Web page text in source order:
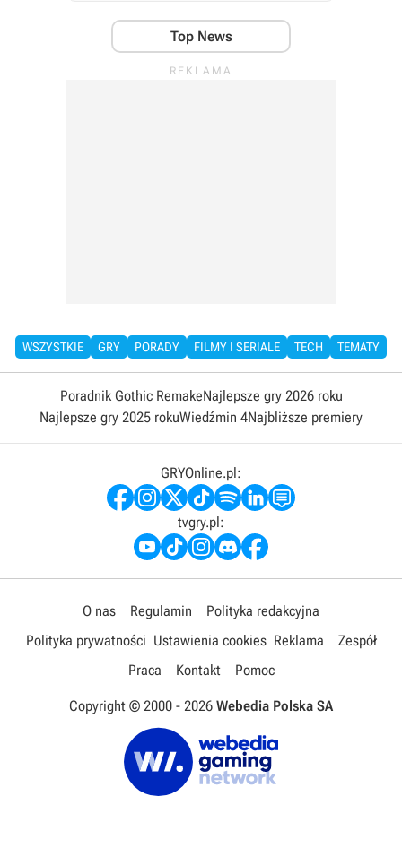
Top News
WSZYSTKIE GRY PORADY FILMY I SERIALE TECH TEMATY
Poradnik Gothic RemakeNajlepsze gry 2026 roku
Najlepsze gry 2025 rokuWiedźmin 4Najbliższe premiery
GRYOnline.pl:
tvgry.pl:
O nas Regulamin
Polityka redakcyjna
Polityka prywatności Ustawienia cookies Reklama
Zespół
Praca
Kontakt Pomoc
Copyright © 2000 - 2026 Webedia Polska SA